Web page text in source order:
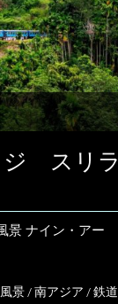
ジ スリラ
景 ナイン・アー
景 /南アジア /鉄道